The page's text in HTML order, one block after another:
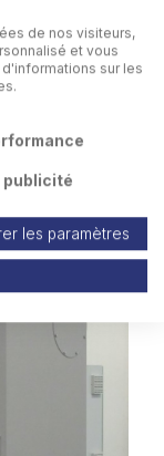
différents
de nos visiteurs,
et vous
sur les
publicité
les paramètres